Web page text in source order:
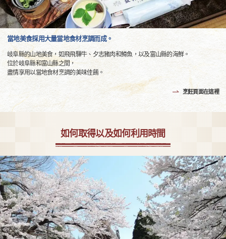
當地美食採用大量當地食材烹調而成。
岐阜縣的山地美食，如飛飛驒牛、夕志豬肉和鱒魚，以及富山縣的海鮮。
位於岐阜縣和富山縣之間，
盡情享用以當地食材烹調的美味佳餚。
烹飪頁面在這裡
如何取得以及如何利用時間